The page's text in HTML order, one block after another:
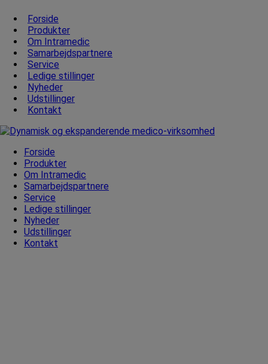
Forside
Produkter
Om Intramedic
Samarbejdspartnere
Service
Ledige stillinger
Nyheder
Udstillinger
Kontakt
Forside
Produkter
Om Intramedic
Samarbejdspartnere
Service
Ledige stillinger
Nyheder
Udstillinger
Kontakt